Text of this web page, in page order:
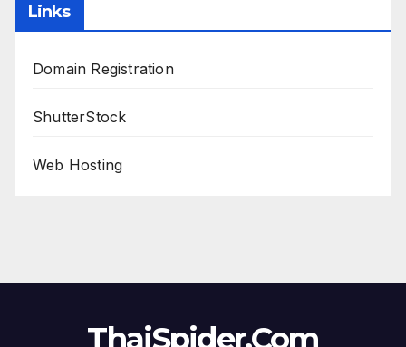
Links
Domain Registration
ShutterStock
Web Hosting
ThaiSpider.Com